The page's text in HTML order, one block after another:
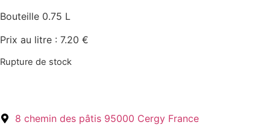
Bouteille 0.75 L
Prix au litre : 7.20 €
Rupture de stock
8 chemin des pâtis 95000 Cergy France